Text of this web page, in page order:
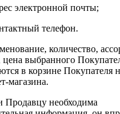
электронной почты;
телефон.
количество,
цена выбранного
в корзине Покупателя
магазина.
Продавцу необходима